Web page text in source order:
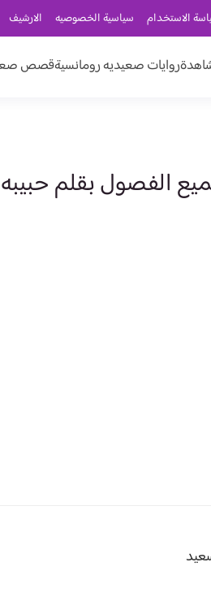
الاستخدام سياسية الخصوصيه الارشيف
روايات صعيديه رومانسيةقصص
الفصول بقلم